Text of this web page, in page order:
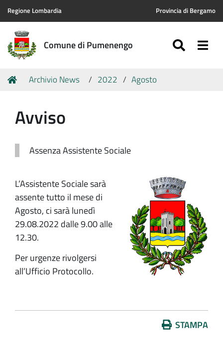
Regione Lombardia Provincia di Bergamo
Comune di Pumenengo
Tu
Home
Archivio News 2022 Agosto
Avviso
Assenza Assistente Sociale
L’Assistente Sociale sarà
assente tutto il mese di
Agosto, ci sarà lunedì
29.08.2022 dalle 9.00 alle
12.30.
Per urgenze rivolgersi
all’Ufficio Protocollo.
STAMPA